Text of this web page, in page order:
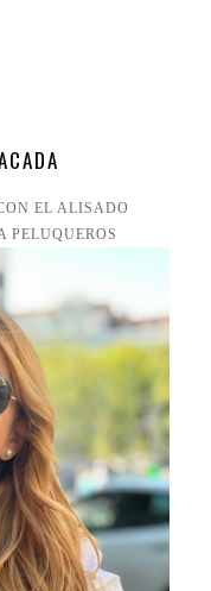
EL ALISADO
PELUQUEROS